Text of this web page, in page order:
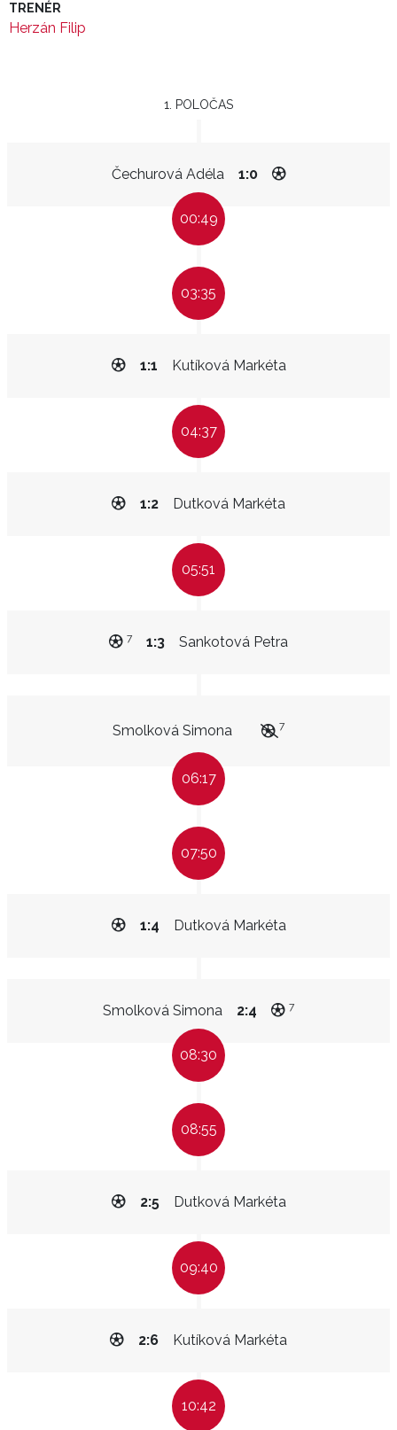
TRENÉR
Herzán Filip
1. POLOČAS
Čechurová Adéla 1:0
00:49
03:35
Kutíková Markéta
1:1
04:37
Dutková Markéta
1:2
05:51
Sankotová Petra
1:3
7
Smolková Simona 7
06:17
07:50
Dutková Markéta
1:4
Smolková Simona 2:4 7
08:30
08:55
Dutková Markéta
2:5
09:40
Kutíková Markéta
2:6
10:42